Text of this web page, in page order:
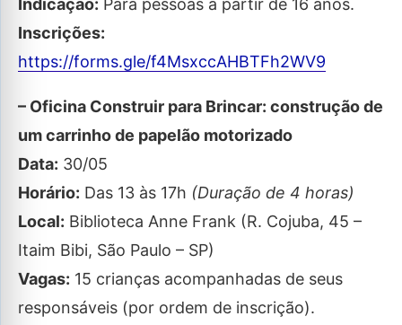
Indicação: Para pessoas a partir de 16 anos.
Inscrições:
https://forms.gle/f4MsxccAHBTFh2WV9
– Oficina Construir para Brincar: construção de
um carrinho de papelão motorizado
Data: 30/05
Horário: Das 13 às 17h (Duração de 4 horas)
Local: Biblioteca Anne Frank (R. Cojuba, 45 –
Itaim Bibi, São Paulo – SP)
Vagas: 15 crianças acompanhadas de seus
responsáveis (por ordem de inscrição).